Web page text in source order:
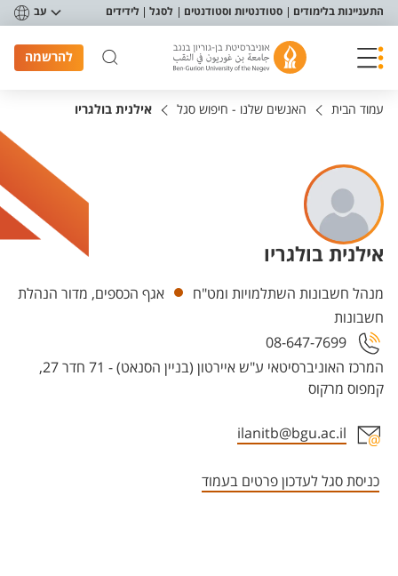
תפריט נגישות
התעניינות בלימודים סטודנטיות וסטודנטים לסגל לידידים עב
להרשמה
עמוד הבית האנשים שלנו - חיפוש סגל אילנית בולגריו
אילנית בולגריו
יחידות
מנהל חשבונות השתלמויות ומט"ח
אגף הכספים, מדור הנהלת
חשבונות
המרכז האוניברסיטאי ע"ש איירטון (בניין הסנאט) - 71 חדר 27,
קמפוס מרקוס
08-647-7699
ilanitb@bgu.ac.il
כניסת סגל לעדכון פרטים בעמוד